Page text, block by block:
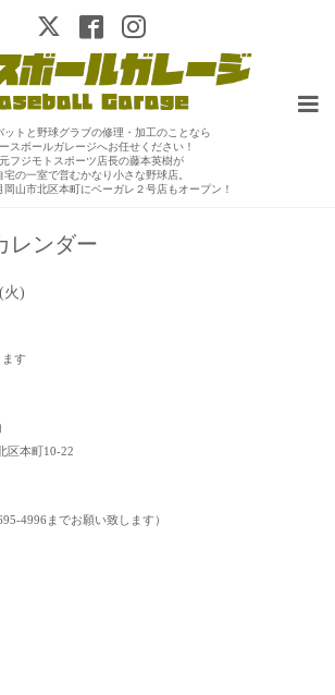
ットと野球グラブの修理・加工のことなら
スボールガレージへお任せください！
元フジモトスポーツ店長の藤本英樹が
宅の一室で営むかなり小さな野球店。
岡山市北区本町にベーガレ２号店もオープン！
レンダー
火)
す
区本町10-22
4996までお願い致します）